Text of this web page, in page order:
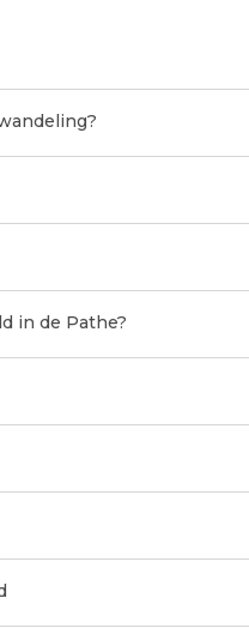
in de Pathe?